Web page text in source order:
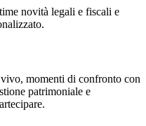
novità legali e fiscali e
momenti di confronto con
patrimoniale e